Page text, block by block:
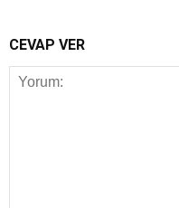
CEVAP VER